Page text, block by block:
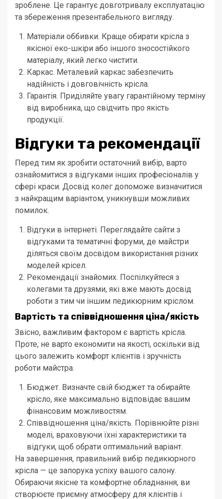
зроблене. Це гарантує довготривалу експлуатацію
та збереження презентабельного вигляду.
Матеріали оббивки. Краще обирати крісла з
якісної еко-шкіри або іншого зносостійкого
матеріалу, який легко чистити.
Каркас. Металевий каркас забезпечить
надійність і довговічність крісла.
Гарантія. Приділяйте увагу гарантійному терміну
від виробника, що свідчить про якість
продукції.
Відгуки та рекомендації
Перед тим як зробити остаточний вибір, варто
ознайомитися з відгуками інших професіоналів у
сфері краси. Досвід колег допоможе визначитися
з найкращим варіантом, уникнувши можливих
помилок.
Відгуки в інтернеті. Переглядайте сайти з
відгуками та тематичні форуми, де майстри
діляться своїм досвідом використання різних
моделей крісел.
Рекомендації знайомих. Поспілкуйтеся з
колегами та друзями, які вже мають досвід
роботи з тим чи іншим педикюрним кріслом.
Вартість та співвідношення ціна/якість
Звісно, важливим фактором є вартість крісла.
Проте, не варто економити на якості, оскільки від
цього залежить комфорт клієнтів і зручність
роботи майстра.
Бюджет. Визначте свій бюджет та обирайте
крісло, яке максимально відповідає вашим
фінансовим можливостям.
Співвідношення ціна/якість. Порівнюйте різні
моделі, враховуючи їхні характеристики та
відгуки, щоб обрати оптимальний варіант.
На завершення, правильний вибір педикюрного
крісла — це запорука успіху вашого салону.
Обираючи якісне та комфортне обладнання, ви
створюєте приємну атмосферу для клієнтів і